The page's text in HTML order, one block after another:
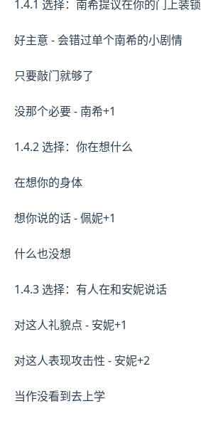
1.4.1 选择：南希提议在你的门上装锁
好主意 - 会错过单个南希的小剧情
只要敲门就够了
没那个必要 - 南希+1
1.4.2 选择：你在想什么
在想你的身体
想你说的话 - 佩妮+1
什么也没想
1.4.3 选择：有人在和安妮说话
对这人礼貌点 - 安妮+1
对这人表现攻击性 - 安妮+2
当作没看到去上学